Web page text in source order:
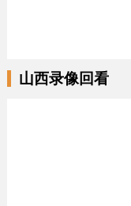
山西录像回看